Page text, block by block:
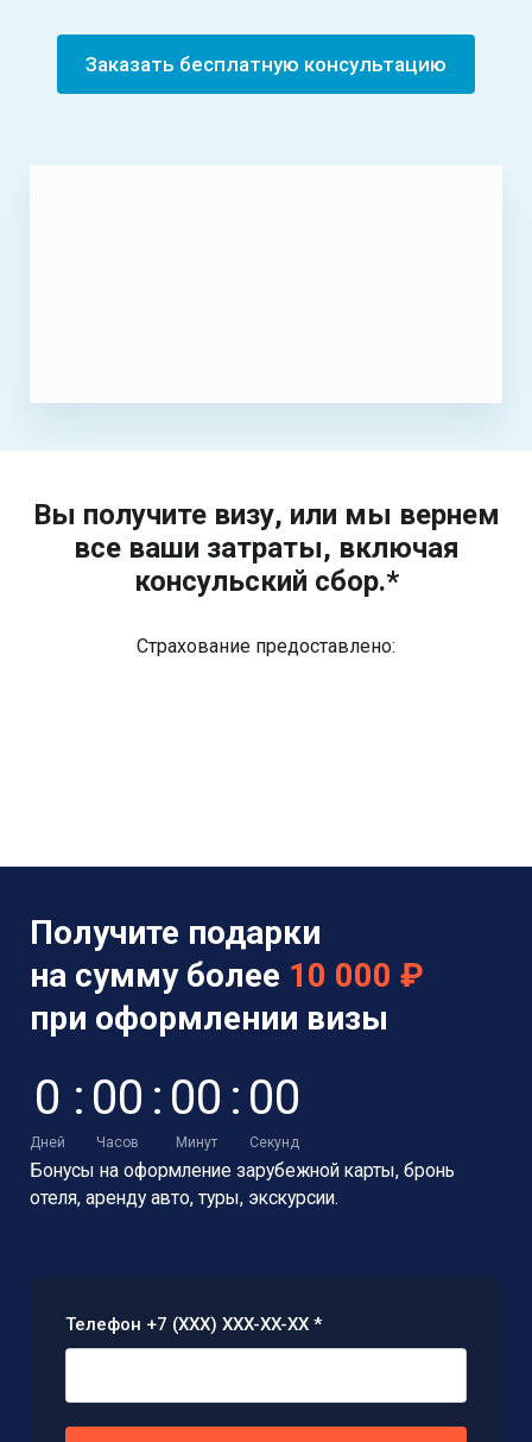
Заказать бесплатную консультацию
Вы получите визу, или мы вернем
все ваши затраты, включая
консульский сбор.*
Страхование предоставлено:
Получите подарки
на сумму более 10 000 ₽
при оформлении визы
0
Дней
: 00
Часов
: 00
Минут
: 00
Секунд
Бонусы на оформление зарубежной карты, бронь
отеля, аренду авто, туры, экскурсии.
Телефон +7 (XXX) XXX-XX-XX *